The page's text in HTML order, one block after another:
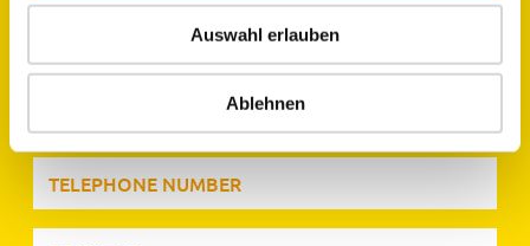
Auswahl erlauben
Ablehnen